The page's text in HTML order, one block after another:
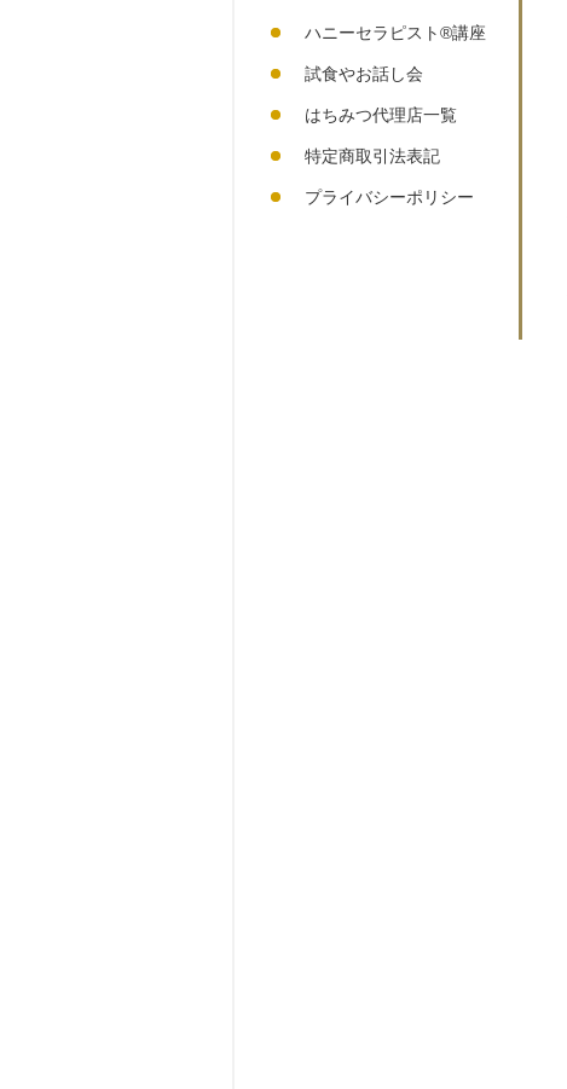
ハニーセラピスト®︎講座
試食やお話し会
はちみつ代理店一覧
特定商取引法表記
プライバシーポリシー